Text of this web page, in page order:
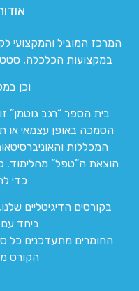
במקצועות הכלכלה,
וכן
בית הספר “רגב גוטמן”
הסמכה באופן עצמאי או
המכללות
הוצאת ה”טפל” מהלימוד.
כדי
בקורסים הדיגיטליים
ביחד
החומרים מתעדכנים כל
הקורס